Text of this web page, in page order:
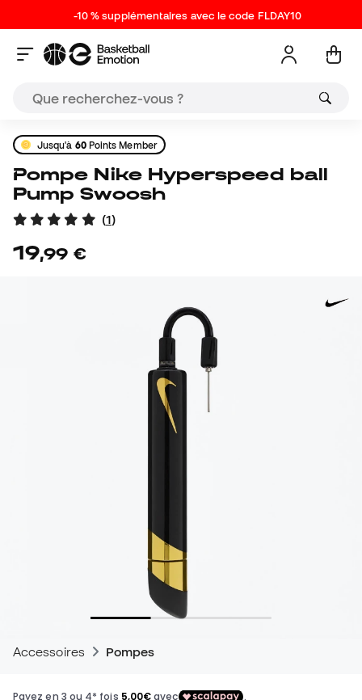
-10 % supplémentaires avec le code FLDAY10
Jusqu'à 60Points Member
Pompe Nike Hyperspeed ball
Pump Swoosh
(1)
19,99 €
Accessoires Pompes